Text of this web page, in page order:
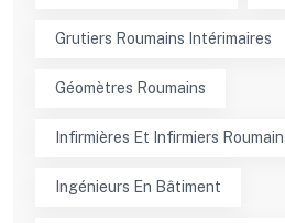
Grutiers Roumains Intérimaires
Géomètres Roumains
Infirmières Et Infirmiers
Ingénieurs En Bâtiment